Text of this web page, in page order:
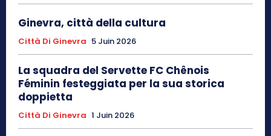
Ginevra, città della cultura
Città Di Ginevra 5 Juin 2026
La squadra del Servette FC Chênois
Féminin festeggiata per la sua storica
doppietta
Città Di Ginevra 1 Juin 2026